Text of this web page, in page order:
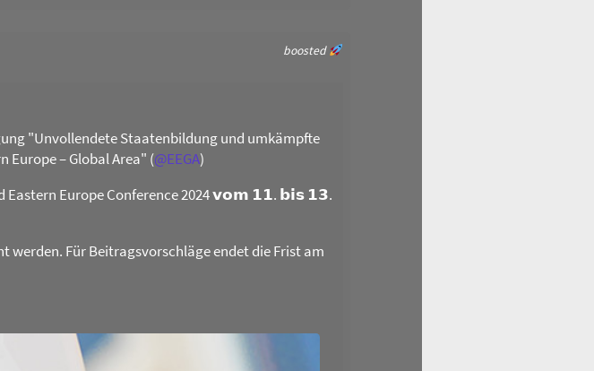
boosted
"Unvollendete Staatenbildung und umkämpfte
Europe – Global Area" (@EEGA)
Eastern Europe Conference 2024 𝘃𝗼𝗺 𝟭𝟭. 𝗯𝗶𝘀 𝟭𝟯.
werden. Für Beitragsvorschläge endet die Frist am